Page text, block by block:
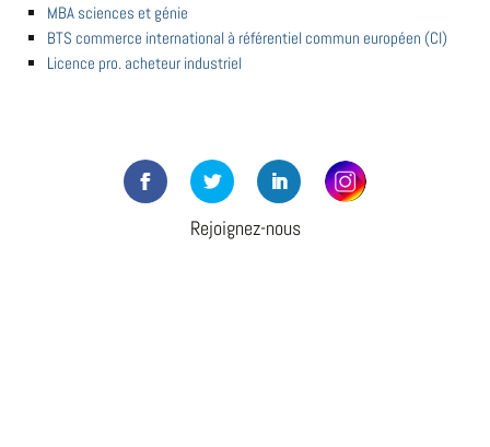
MBA sciences et génie
BTS commerce international à référentiel commun européen (CI)
Licence pro. acheteur industriel
Rejoignez-nous